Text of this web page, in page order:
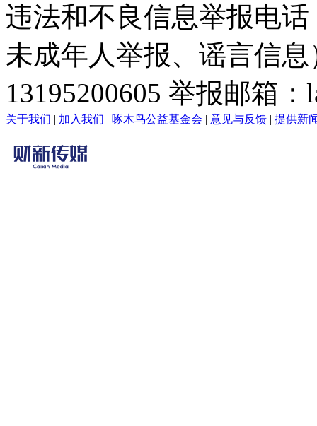
违法和不良信息举报电
未成年人举报、谣言信
13195200605 举报邮箱
关于我们 | 加入我们 | 啄木鸟公益基金会 | 意见与反馈 | 提供新